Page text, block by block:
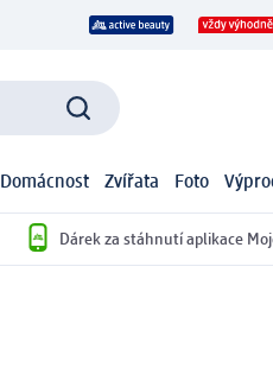
Domácnost Zvířata Foto
Dárek za stáhnutí aplikace